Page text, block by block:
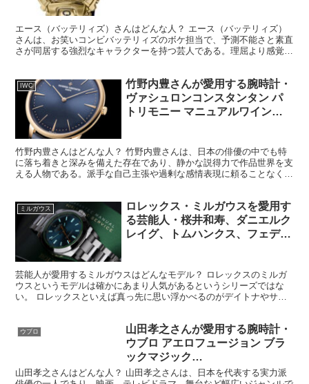
Gショック
用する腕時計・カシオ Gショック
Ref.DW-6900GDA-9JR
エース（バッテリィズ）さんはどんな人？ エース（バッテリィズ）
さんは、お笑いコンビバッテリィズのボケ担当で、予測不能さと素直
さが同居する強烈なキャラクターを持つ芸人である。理屈より感覚で
動くタイプで、その発言や行動はしばしば常識の枠を飛び越...
IWC
ヴァシュロンコンスタンタン パ
トリモニー マニュアルワインデ
ィング Ref.81180/000R-B518
竹野内豊さんはどんな人？ 竹野内豊さんは、日本の俳優の中でも特
に落ち着きと深みを備えた存在であり、静かな説得力で作品世界を支
える人物である。派手な自己主張や過剰な感情表現に頼ることなく、
佇まい※や声、間の取り方によって人物像を成立させる点に...
ミルガウス
る芸能人・桜井和寿、ダニエルク
レイグ、トムハンクス、フェデラ
ー、オーランドブルーム、ジェニ
芸能人が愛用するミルガウスはどんなモデル？ ロレックスのミルガ
ウスというモデルは確かにあまり人気があるというシリーズではな
い。 ロレックスといえば真っ先に思い浮かべるのがデイトナやサブ
マリーナやGMTマスターIIなどの華やかなスポーツタイプ...